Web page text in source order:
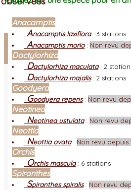
Facebook
Connexion adhérent
Anacamptis
Anacamptis laxiflora: 3 stations
Anacamptis morio: Non revu
Dactylorhiza
Dactylorhiza maculata: 2
Dactylorhiza majalis: 2 stations
Goodyera
Goodyera repens: Non revu
Neotinea
Neotinea ustulata: Non revu
Neottia
Neottia ovata: Non revu depuis
Orchis
Orchis mascula: 6 stations
Spiranthes
Spiranthes spiralis: Non revu